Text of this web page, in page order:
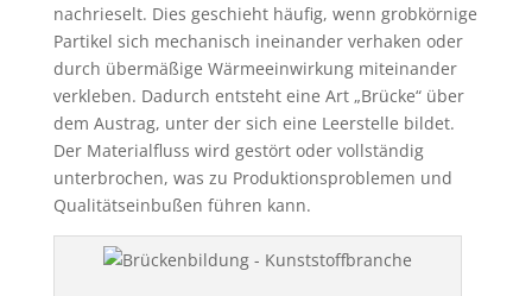
nachrieselt. Dies geschieht häufig, wenn grobkörnige
Partikel sich mechanisch ineinander verhaken oder
durch übermäßige Wärmeeinwirkung miteinander
verkleben. Dadurch entsteht eine Art „Brücke“ über
dem Austrag, unter der sich eine Leerstelle bildet.
Der Materialfluss wird gestört oder vollständig
unterbrochen, was zu Produktionsproblemen und
Qualitätseinbußen führen kann.